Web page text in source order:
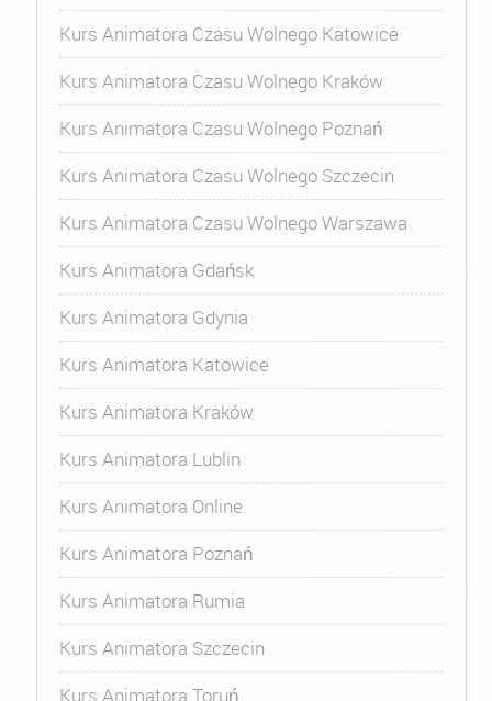
Kurs Animatora Czasu Wolnego Katowice
Kurs Animatora Czasu Wolnego Kraków
Kurs Animatora Czasu Wolnego Poznań
Kurs Animatora Czasu Wolnego Szczecin
Kurs Animatora Czasu Wolnego Warszawa
Kurs Animatora Gdańsk
Kurs Animatora Gdynia
Kurs Animatora Katowice
Kurs Animatora Kraków
Kurs Animatora Lublin
Kurs Animatora Online
Kurs Animatora Poznań
Kurs Animatora Rumia
Kurs Animatora Szczecin
Kurs Animatora Toruń